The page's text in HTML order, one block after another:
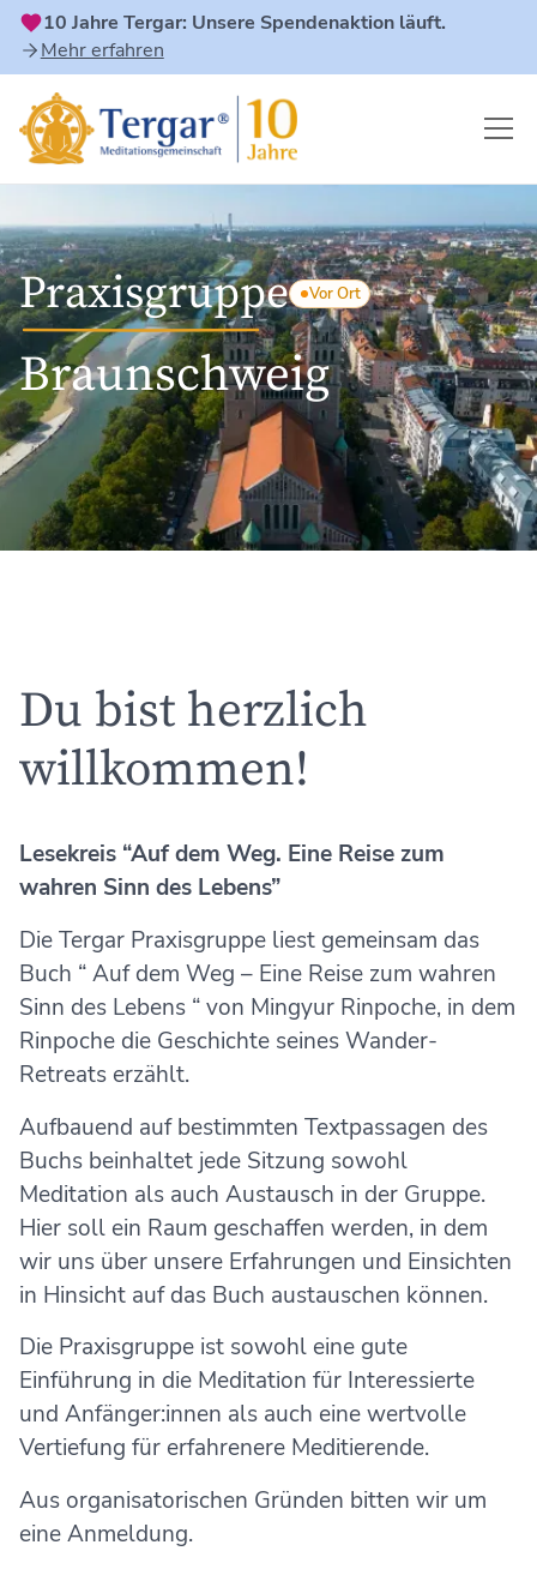
10 Jahre Tergar: Unsere Spendenaktion läuft.
Mehr erfahren
Praxisgruppe Vor Ort
Braunschweig
Du bist herzlich
willkommen!
Lesekreis “Auf dem Weg. Eine Reise zum
wahren Sinn des Lebens”
Die Tergar Praxisgruppe liest gemeinsam das
Buch “ Auf dem Weg – Eine Reise zum wahren
Sinn des Lebens “ von Mingyur Rinpoche, in dem
Rinpoche die Geschichte seines Wander-
Retreats erzählt.
Aufbauend auf bestimmten Textpassagen des
Buchs beinhaltet jede Sitzung sowohl
Meditation als auch Austausch in der Gruppe.
Hier soll ein Raum geschaffen werden, in dem
wir uns über unsere Erfahrungen und Einsichten
in Hinsicht auf das Buch austauschen können.
Die Praxisgruppe ist sowohl eine gute
Einführung in die Meditation für Interessierte
und Anfänger:innen als auch eine wertvolle
Vertiefung für erfahrenere Meditierende.
Aus organisatorischen Gründen bitten wir um
eine Anmeldung.